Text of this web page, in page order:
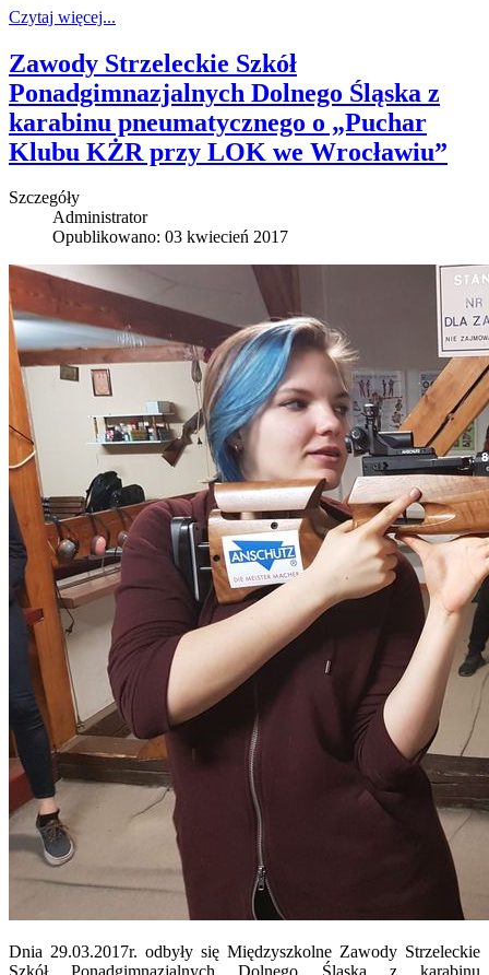
Czytaj więcej...
Zawody Strzeleckie Szkół
Ponadgimnazjalnych Dolnego Śląska z
karabinu pneumatycznego o „Puchar
Klubu KŻR przy LOK we Wrocławiu”
Szczegóły
Administrator
Opublikowano: 03 kwiecień 2017
Dnia 29.03.2017r. odbyły się Międzyszkolne Zawody Strzeleckie